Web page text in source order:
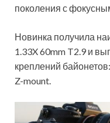
поколения с
Новинка получила
1.33X 60mm T2.9 и
креплений
Z-mount.